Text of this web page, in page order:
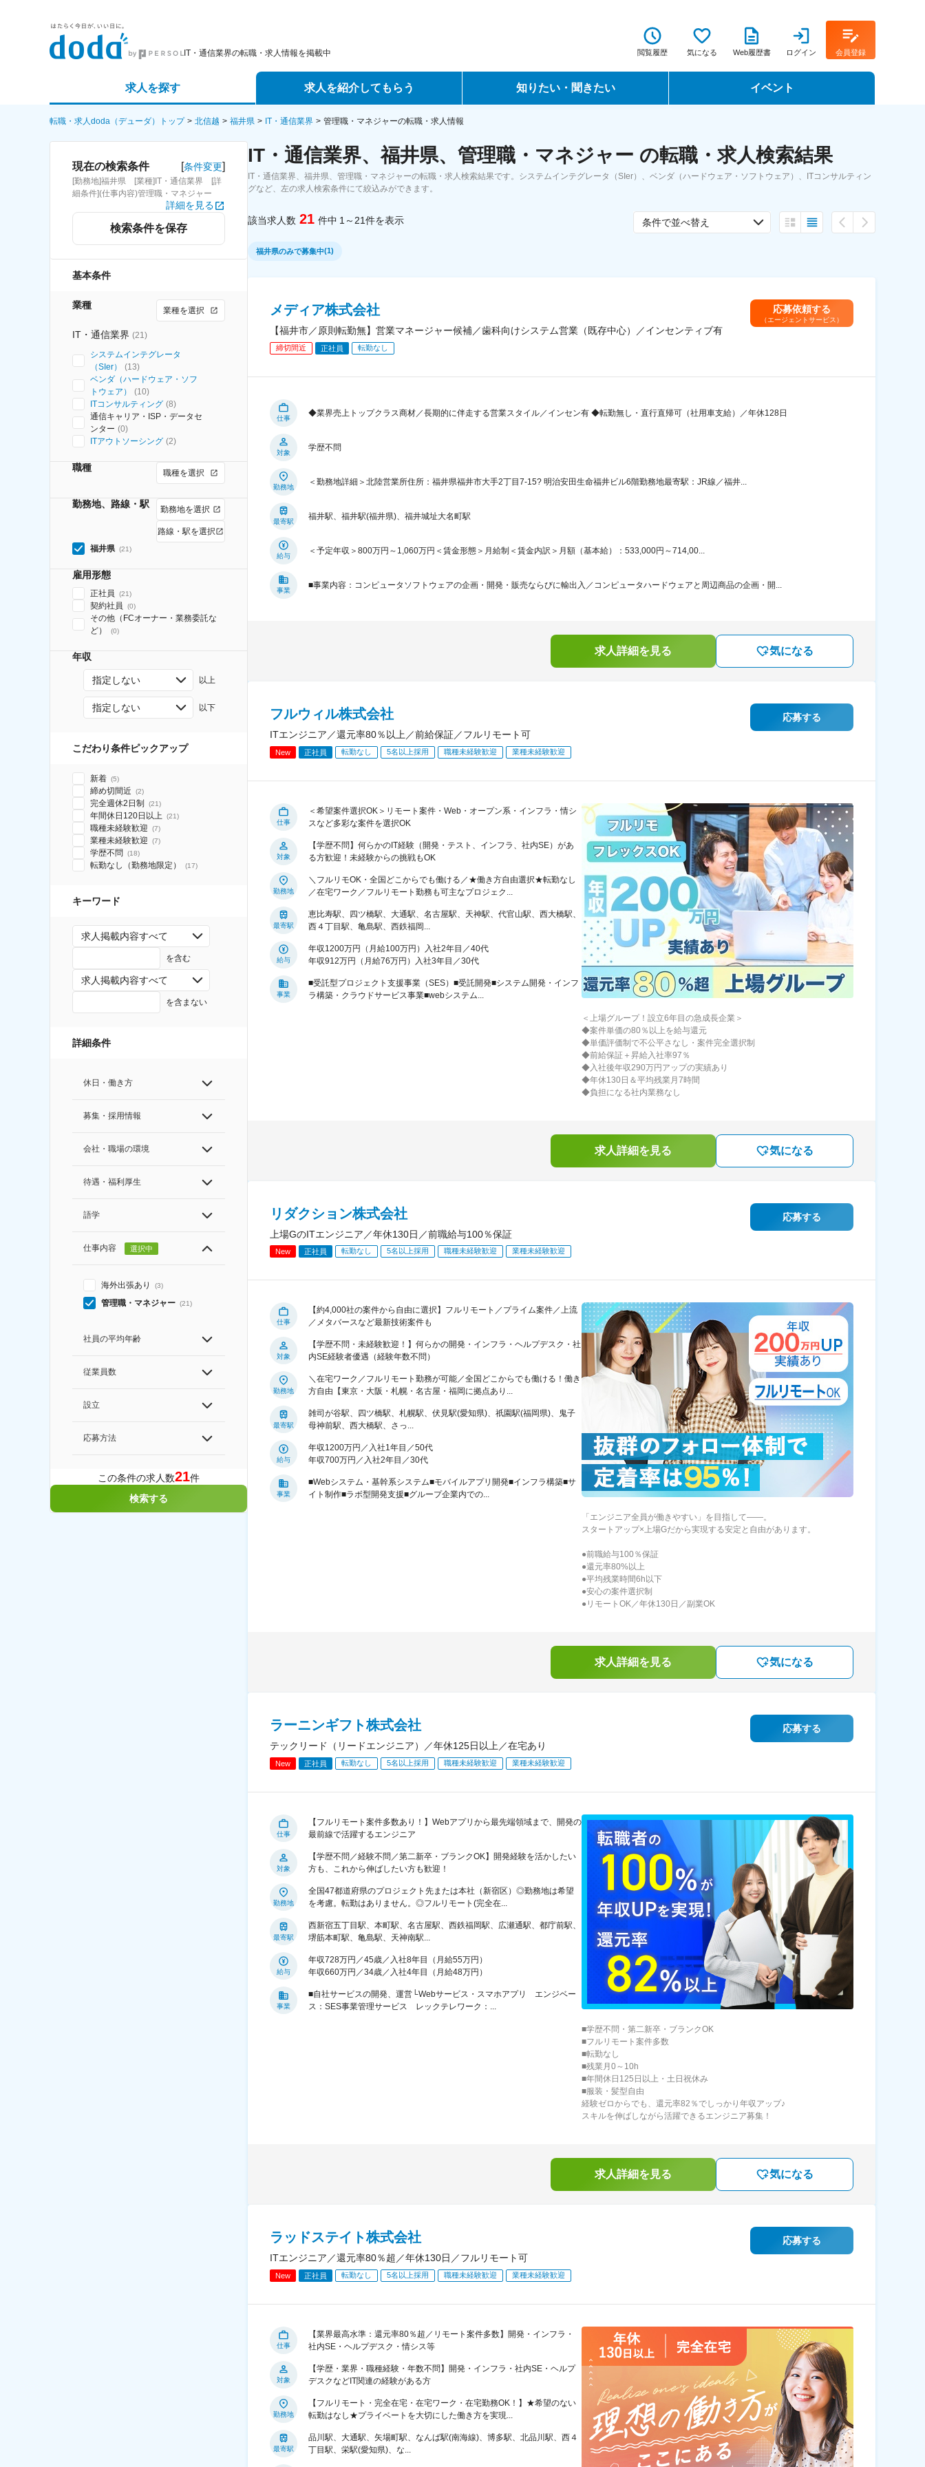
IT・通信業界の転職・求人情報を掲載中 閲覧履歴 気になる Web履歴書 ログイン 会員登録
求人を探す
詳細条件から探す
求人特集から探す
求人を紹介してもらう
エージェントサービス
スカウトサービス
パートナーエージェントサービス
知りたい・聞きたい
データで見る転職
イベント
転職フェア
転職・求人doda（デューダ）トップ 北信越 福井県 IT・通信業界 管理職・マネジャーの転職・求人情報
現在の検索条件 [条件変更]
[勤務地]福井県 [業種]IT・通信業界 [詳
細条件](仕事内容)管理職・マネジャー
詳細を見る
検索条件を保存
基本条件
業種 業種を選択
IT・通信業界 (21)
システムインテグレータ
（SIer）
(13)
ベンダ（ハードウェア・ソフ
トウェア）
(10)
ITコンサルティング (8)
通信キャリア・ISP・データセ
ンター (0)
ITアウトソーシング (2)
職種 職種を選択
勤務地、路線・駅 勤務地を選択
路線・駅を選択
福井県 (21)
雇用形態
正社員 (21)
契約社員 (0)
その他（FCオーナー・業務委託な
ど）
(0)
年収
指定しない 以上
指定しない 以下
こだわり条件ピックアップ
新着 (5)
締め切間近 (2)
完全週休2日制 (21)
年間休日120日以上 (21)
職種未経験歓迎 (7)
業種未経験歓迎 (7)
学歴不問 (18)
転勤なし（勤務地限定） (17)
キーワード
求人掲載内容すべて
を含む
求人掲載内容すべて
を含まない
詳細条件
休日・働き方
募集・採用情報
会社・職場の環境
待遇・福利厚生
語学
仕事内容 選択中
海外出張あり (3)
管理職・マネジャー (21)
社員の平均年齢
従業員数
設立
応募方法
この条件の求人数21件
検索する
IT・通信業界、福井県、管理職・マネジャー の転職・求人検索結果
IT・通信業界、福井県、管理職・マネジャーの転職・求人検索結果です。システムインテグレータ（SIer）、ベンダ（ハードウェア・ソフトウェア）、ITコンサルティン
グなど、左の求人検索条件にて絞込みができます。
該当求人数 21 件中 1～21件を表示 条件で並べ替え
福井県のみで募集中(1)
メディア株式会社
【福井市／原則転勤無】営業マネージャー候補／歯科向けシステム営業（既存中心）／インセンティブ有
締切間近 正社員 転勤なし
応募依頼する
（エージェントサービス）
仕事
◆業界売上トップクラス商材／長期的に伴走する営業スタイル／インセン有 ◆転勤無し・直行直帰可（社用車支給）／年休128日
対象
学歴不問
勤務地
＜勤務地詳細＞北陸営業所住所：福井県福井市大手2丁目7-15? 明治安田生命福井ビル6階勤務地最寄駅：JR線／福井...
最寄駅
福井駅、福井駅(福井県)、福井城址大名町駅
給与
＜予定年収＞800万円～1,060万円＜賃金形態＞月給制＜賃金内訳＞月額（基本給）：533,000円～714,00...
事業
■事業内容：コンピュータソフトウェアの企画・開発・販売ならびに輸出入／コンピュータハードウェアと周辺商品の企画・開...
求人詳細を見る 気になる
フルウィル株式会社
ITエンジニア／還元率80％以上／前給保証／フルリモート可
New 正社員 転勤なし 5名以上採用 職種未経験歓迎 業種未経験歓迎
応募する
仕事
＜希望案件選択OK＞リモート案件・Web・オープン系・インフラ・情シ
スなど多彩な案件を選択OK
対象
【学歴不問】何らかのIT経験（開発・テスト、インフラ、社内SE）があ
る方歓迎！未経験からの挑戦もOK
勤務地
＼フルリモOK・全国どこからでも働ける／★働き方自由選択★転勤なし
／在宅ワーク／フルリモート勤務も可主なプロジェク...
最寄駅
恵比寿駅、四ツ橋駅、大通駅、名古屋駅、天神駅、代官山駅、西大橋駅、
西４丁目駅、亀島駅、西鉄福岡...
給与
年収1200万円（月給100万円）入社2年目／40代
年収912万円（月給76万円）入社3年目／30代
事業
■受託型プロジェクト支援事業（SES）■受託開発■システム開発・インフ
ラ構築・クラウドサービス事業■webシステム...
＜上場グループ！設立6年目の急成長企業＞
◆案件単価の80％以上を給与還元
◆単価評価制で不公平さなし・案件完全選択制
◆前給保証＋昇給入社率97％
◆入社後年収290万円アップの実績あり
◆年休130日＆平均残業月7時間
◆負担になる社内業務なし
求人詳細を見る 気になる
リダクション株式会社
上場GのITエンジニア／年休130日／前職給与100％保証
New 正社員 転勤なし 5名以上採用 職種未経験歓迎 業種未経験歓迎
応募する
仕事
【約4,000社の案件から自由に選択】フルリモート／プライム案件／上流
／メタバースなど最新技術案件も
対象
【学歴不問・未経験歓迎！】何らかの開発・インフラ・ヘルプデスク・社
内SE経験者優遇（経験年数不問）
勤務地
＼在宅ワーク／フルリモート勤務が可能／全国どこからでも働ける！働き
方自由【東京・大阪・札幌・名古屋・福岡に拠点あり...
最寄駅
雑司が谷駅、四ツ橋駅、札幌駅、伏見駅(愛知県)、祇園駅(福岡県)、鬼子
母神前駅、西大橋駅、さっ...
給与
年収1200万円／入社1年目／50代
年収700万円／入社2年目／30代
事業
■Webシステム・基幹系システム■モバイルアプリ開発■インフラ構築■サ
イト制作■ラボ型開発支援■グループ企業内での...
「エンジニア全員が働きやすい」を目指して――。
スタートアップ×上場Gだから実現する安定と自由があります。
●前職給与100％保証
●還元率80%以上
●平均残業時間6h以下
●安心の案件選択制
●リモートOK／年休130日／副業OK
求人詳細を見る 気になる
ラーニンギフト株式会社
テックリード（リードエンジニア）／年休125日以上／在宅あり
New 正社員 転勤なし 5名以上採用 職種未経験歓迎 業種未経験歓迎
応募する
仕事
【フルリモート案件多数あり！】Webアプリから最先端領域まで、開発の
最前線で活躍するエンジニア
対象
【学歴不問／経験不問／第二新卒・ブランクOK】開発経験を活かしたい
方も、これから伸ばしたい方も歓迎！
勤務地
全国47都道府県のプロジェクト先または本社（新宿区）◎勤務地は希望
を考慮。転勤はありません。◎フルリモート(完全在...
最寄駅
西新宿五丁目駅、本町駅、名古屋駅、西鉄福岡駅、広瀬通駅、都庁前駅、
堺筋本町駅、亀島駅、天神南駅...
給与
年収728万円／45歳／入社8年目（月給55万円）
年収660万円／34歳／入社4年目（月給48万円）
事業
■自社サービスの開発、運営└Webサービス・スマホアプリ エンジベー
ス：SES事業管理サービス レックテレワーク：...
■学歴不問・第二新卒・ブランクOK
■フルリモート案件多数
■転勤なし
■残業月0～10h
■年間休日125日以上・土日祝休み
■服装・髪型自由
経験ゼロからでも、還元率82％でしっかり年収アップ♪
スキルを伸ばしながら活躍できるエンジニア募集！
求人詳細を見る 気になる
ラッドステイト株式会社
ITエンジニア／還元率80％超／年休130日／フルリモート可
New 正社員 転勤なし 5名以上採用 職種未経験歓迎 業種未経験歓迎
応募する
仕事
【業界最高水準：還元率80％超／リモート案件多数】開発・インフラ・
社内SE・ヘルプデスク・情シス等
対象
【学歴・業界・職種経験・年数不問】開発・インフラ・社内SE・ヘルプ
デスクなどIT関連の経験がある方
勤務地
【フルリモート・完全在宅・在宅ワーク・在宅勤務OK！】★希望のない
転勤はなし★プライベートを大切にした働き方を実現...
最寄駅
品川駅、大通駅、矢場町駅、なんば駅(南海線)、博多駅、北品川駅、西４
丁目駅、栄駅(愛知県)、な...